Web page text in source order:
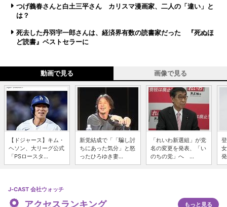
つげ義春さんと白土三平さん カリスマ漫画家、二人の「違い」と
は？
死去した丹羽宇一郎さんは、経済界有数の読書家だった 『死ぬほ
ど読書』ベストセラーに
動画で見る 画像で見る
【ドジャース】キム・
ヘソン、大リーグ公式
「PSロースタ...
新党結成で「「騙し討
ちにあった気分」と怒
ったひろゆき妻...
「れいわ新選組」が党
名の変更を発表、「い
のちの党」へ ...
J-CAST 会社ウォッチ
アクセスランキング もっと見る